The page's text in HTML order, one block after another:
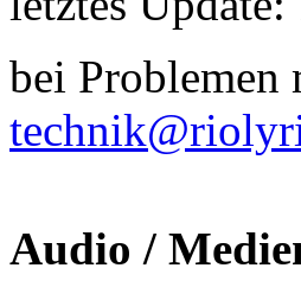
bei Problemen
Audio /